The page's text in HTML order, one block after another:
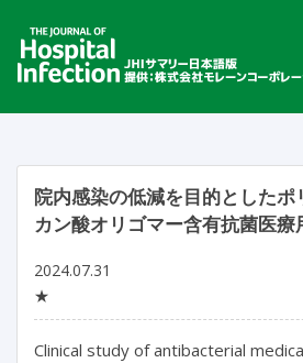
院内感染の低減を目的とした
カン酸オリゴマー含有抗菌医
2024.07.31
★
Clinical study of antibacterial